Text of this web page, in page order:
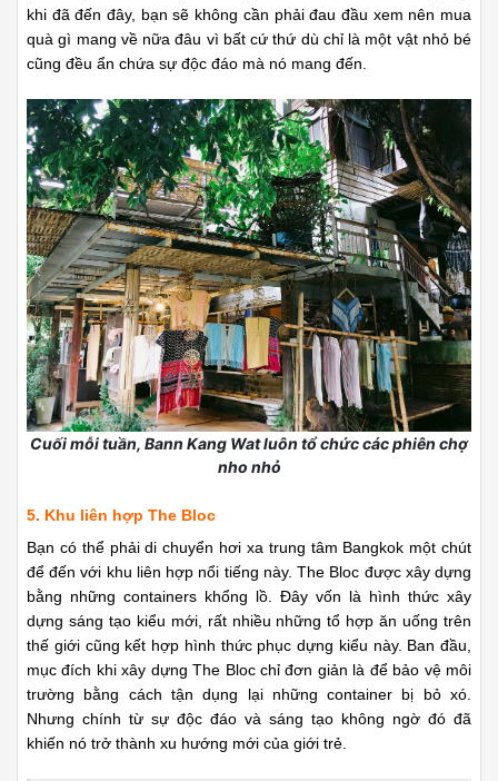
khi đã đến đây, bạn sẽ không cần phải đau đầu xem nên mua
quà gì mang về nữa đâu vì bất cứ thứ dù chỉ là một vật nhỏ bé
cũng đều ẩn chứa sự độc đáo mà nó mang đến.
Cuối mỗi tuần, Bann Kang Wat luôn tổ chức các phiên chợ
nho nhỏ
5. Khu liên hợp The Bloc
Bạn có thể phải di chuyển hơi xa trung tâm Bangkok một chút
để đến với khu liên hợp nổi tiếng này. The Bloc được xây dựng
bằng những containers khổng lồ. Đây vốn là hình thức xây
dựng sáng tạo kiểu mới, rất nhiều những tổ hợp ăn uống trên
thế giới cũng kết hợp hình thức phục dựng kiểu này. Ban đầu,
mục đích khi xây dựng The Bloc chỉ đơn giản là để bảo vệ môi
trường bằng cách tận dụng lại những container bị bỏ xó.
Nhưng chính từ sự độc đáo và sáng tạo không ngờ đó đã
khiến nó trở thành xu hướng mới của giới trẻ.